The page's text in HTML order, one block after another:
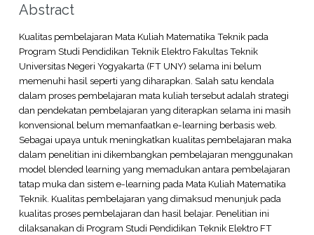
Abstract
Kualitas pembelajaran Mata Kuliah Matematika Teknik pada
Program Studi Pendidikan Teknik Elektro Fakultas Teknik
Universitas Negeri Yogyakarta (FT UNY) selama ini belum
memenuhi hasil seperti yang diharapkan. Salah satu kendala
dalam proses pembelajaran mata kuliah tersebut adalah strategi
dan pendekatan pembelajaran yang diterapkan selama ini masih
konvensional belum memanfaatkan e-learning berbasis web.
Sebagai upaya untuk meningkatkan kualitas pembelajaran maka
dalam penelitian ini dikembangkan pembelajaran menggunakan
model blended learning yang memadukan antara pembelajaran
tatap muka dan sistem e-learning pada Mata Kuliah Matematika
Teknik. Kualitas pembelajaran yang dimaksud menunjuk pada
kualitas proses pembelajaran dan hasil belajar. Penelitian ini
dilaksanakan di Program Studi Pendidikan Teknik Elektro FT